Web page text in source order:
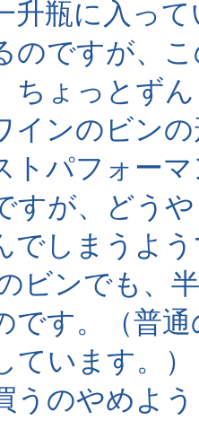
升瓶に入っ
のですが、
ちょっとず
インのビン
パフォー
すが、どう
でしまうよ
ビンでも、
です。（普
ています。
うのやめよ